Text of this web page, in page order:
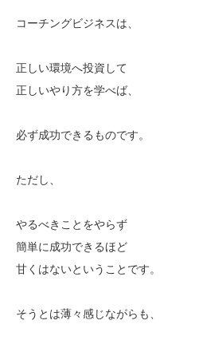
コーチングビジネスは、
正しい環境へ投資して
正しいやり方を学べば、
必ず成功できるものです。
ただし、
やるべきことをやらず
簡単に成功できるほど
甘くはないということです。
そうとは薄々感じながらも、